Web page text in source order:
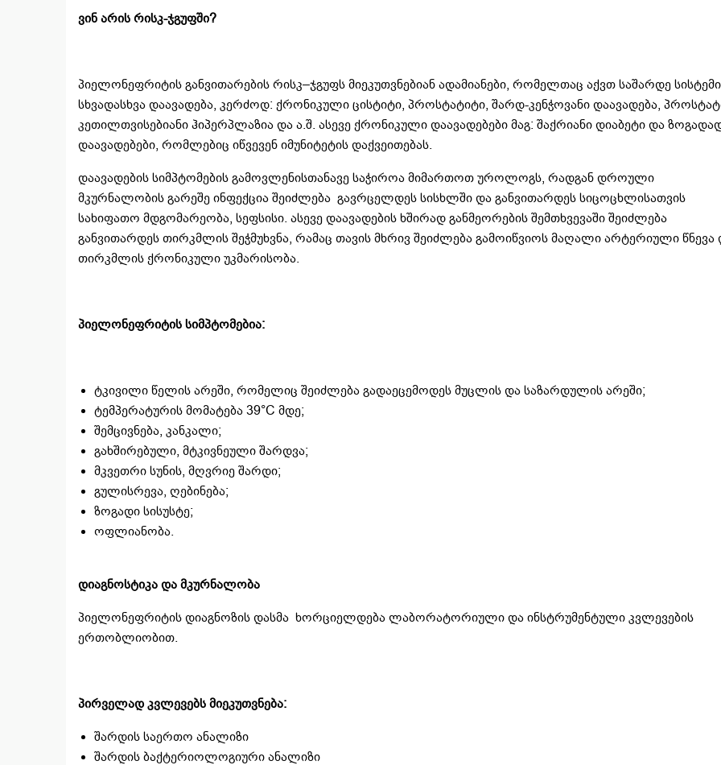
ვინ არის რისკ-ჯგუფში?
პიელონეფრიტის განვითარების რისკ–ჯგუფს მიეკუთვნებიან ადამიანები, რომელთაც აქვთ საშარდე
სხვადასხვა დაავადება, კერძოდ: ქრონიკული ცისტიტი, პროსტატიტი, შარდ-კენჭოვანი დაავადება,
კეთილთვისებიანი ჰიპერპლაზია და ა.შ. ასევე ქრონიკული დაავადებები მაგ: შაქრიანი დიაბეტი და
დაავადებები, რომლებიც იწვევენ იმუნიტეტის დაქვეითებას.
დაავადების სიმპტომების გამოვლენისთანავე საჭიროა მიმართოთ უროლოგს, რადგან დროული
მკურნალობის გარეშე ინფექცია შეიძლება გავრცელდეს სისხლში და განვითარდეს სიცოცხლისათვის
სახიფათო მდგომარეობა, სეფსისი. ასევე დაავადების ხშირად განმეორების შემთხვევაში შეიძლება
განვითარდეს თირკმლის შეჭმუხვნა, რამაც თავის მხრივ შეიძლება გამოიწვიოს მაღალი არტერიული წნევა
თირკმლის ქრონიკული უკმარისობა.
პიელონეფრიტის სიმპტომებია:
ტკივილი წელის არეში, რომელიც შეიძლება გადაეცემოდეს მუცლის და საზარდულის არეში;
ტემპერატურის მომატება 39°C მდე;
შემცივნება, კანკალი;
გახშირებული, მტკივნეული შარდვა;
მკვეთრი სუნის, მღვრიე შარდი;
გულისრევა, ღებინება;
ზოგადი სისუსტე;
ოფლიანობა.
დიაგნოსტიკა და მკურნალობა
პიელონეფრიტის დიაგნოზის დასმა ხორციელდება ლაბორატორიული და ინსტრუმენტული კვლევების
ერთობლიობით.
პირველად კვლევებს მიეკუთვნება:
შარდის საერთო ანალიზი
შარდის ბაქტერიოლოგიური ანალიზი